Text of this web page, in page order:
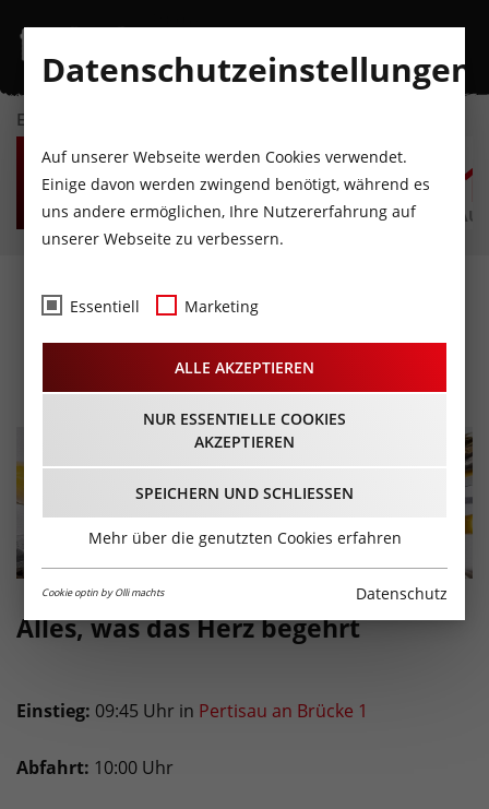
EVENTKALENDER
DO
6
AUGUST
FR
7
AUGUST
SA
8
AUGUST
SO
9
AUGUST
MO
10
AUGUST
Brunch Schifffahrt am
Achensee
19.07.2026 - Beginn 10:00 Uhr
Alles, was das Herz begehrt
Einstieg: 09:45 Uhr in Pertisau an Brücke 1
Abfahrt: 10:00 Uhr
Datenschutzeinstellungen
Auf unserer Webseite werden Cookies verwendet.
Einige davon werden zwingend benötigt, während es
uns andere ermöglichen, Ihre Nutzererfahrung auf
unserer Webseite zu verbessern.
Essentiell Marketing
ALLE AKZEPTIEREN
NUR ESSENTIELLE COOKIES
AKZEPTIEREN
SPEICHERN UND SCHLIESSEN
Mehr über die genutzten Cookies erfahren
Cookie optin by Olli machts Datenschutz